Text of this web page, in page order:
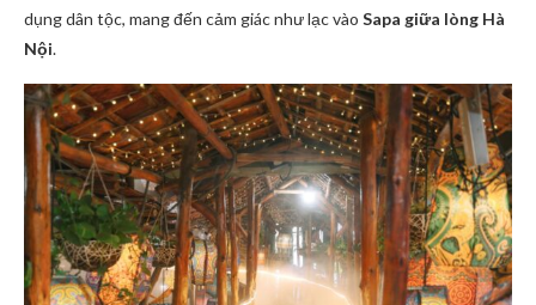
dụng dân tộc, mang đến cảm giác như lạc vào Sapa giữa lòng Hà
Nội.